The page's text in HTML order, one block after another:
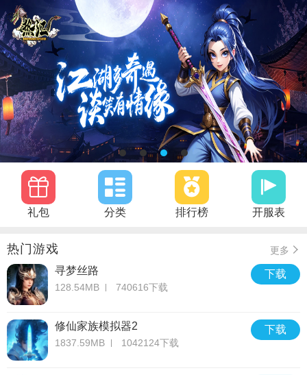
礼包 分类 排行榜 开服表
热门游戏 更多
下载
寻梦丝路
128.54MB 740616下载
下载
修仙家族模拟器2
1837.59MB 1042124下载